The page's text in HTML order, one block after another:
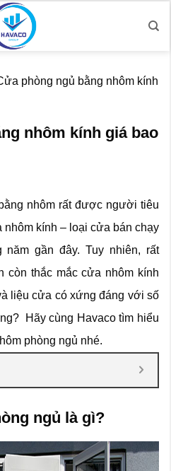
phòng ngủ bằng nhôm kính
nhôm kính giá bao
nhôm rất được người tiêu
nhôm kính – loại cửa bán chạy
gần đây. Tuy nhiên, rất
còn thắc mắc cửa nhôm kính
liệu cửa có xứng đáng với số
Hãy cùng Havaco tìm hiểu
phòng ngủ nhé.
ngủ là gì?